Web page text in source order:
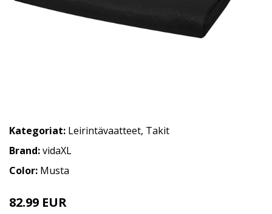
Kategoriat: Leirintävaatteet, Takit
Brand:vidaXL
Color: Musta
82.99 EUR